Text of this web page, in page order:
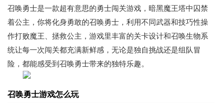
召唤勇士是一款超有意思的勇士闯关游戏，暗黑魔王塔中囚禁
着公主，你将化身勇敢的召唤勇士，利用不同武器和技巧性操
作打败魔王、拯救公主，游戏里丰富的关卡设计和召唤生物系
统让每一次闯关都充满新鲜感，无论是独自挑战还是组队冒
险，都能感受到召唤勇士带来的独特乐趣。
召唤勇士游戏怎么玩